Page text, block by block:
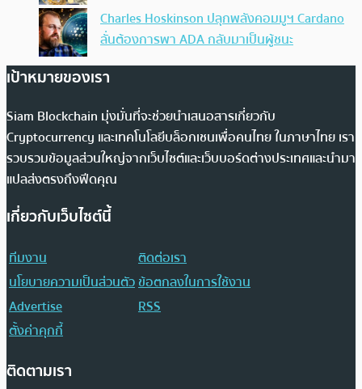
Charles Hoskinson ปลุกพลังคอมมูฯ Cardano
ลั่นต้องการพา ADA กลับมาเป็นผู้ชนะ
เป้าหมายของเรา
Siam Blockchain มุ่งมั่นที่จะช่วยนำเสนอสารเกี่ยวกับ
Cryptocurrency และเทคโนโลยีบล็อกเชนเพื่อคนไทย ในภาษาไทย เรา
รวบรวมข้อมูลส่วนใหญ่จากเว็บไซต์และเว็บบอร์ดต่างประเทศและนำมา
แปลส่งตรงถึงฟีดคุณ
เกี่ยวกับเว็บไซต์นี้
ทีมงาน
ติดต่อเรา
นโยบายความเป็นส่วนตัวข้อตกลงในการใช้งาน
Advertise
RSS
ตั้งค่าคุกกี้
ติดตามเรา